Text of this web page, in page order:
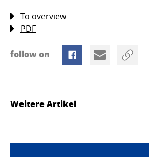
To overview
PDF
follow on
Weitere Artikel